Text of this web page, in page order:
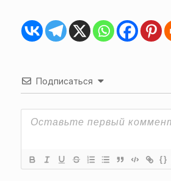
Подписаться
{}